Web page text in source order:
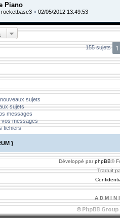
Piano
rocketbase3 « 02/05/2012 13:49:53
155 sujets 1
sujets
sujets
messages
messages
fichiers
}
Développé parphpBB®
Traduit
A D M I N